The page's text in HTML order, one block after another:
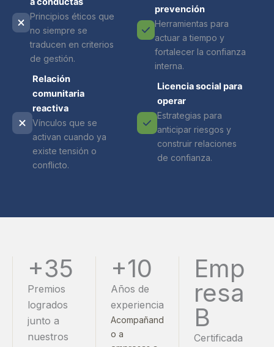
Principios éticos que
no siempre se
traducen en criterios
de gestión.
Relación
comunitaria
reactiva
Vínculos que se
activan cuando ya
existe tensión o
conflicto.
prevención
Herramientas para
actuar a tiempo y
fortalecer la confianza
interna.
Licencia social para
operar
Estrategias para
anticipar riesgos y
construir relaciones
de confianza.
+35
Premios
logrados
junto a
nuestros
+10
Años de
experiencia
Acompañand
o a
Emp
resa
B
Certificada